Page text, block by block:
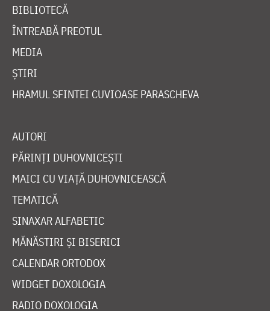
BIBLIOTECĂ
ÎNTREABĂ PREOTUL
MEDIA
ȘTIRI
HRAMUL SFINTEI CUVIOASE PARASCHEVA
AUTORI
PĂRINȚI DUHOVNICEȘTI
MAICI CU VIAȚĂ DUHOVNICEASCĂ
TEMATICĂ
SINAXAR ALFABETIC
MĂNĂSTIRI ȘI BISERICI
CALENDAR ORTODOX
WIDGET DOXOLOGIA
RADIO DOXOLOGIA